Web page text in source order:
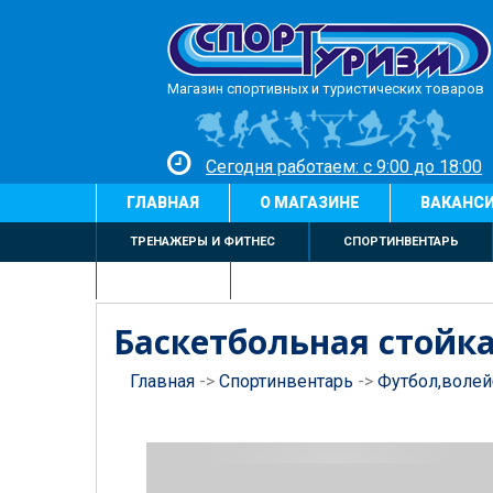
Магазин спортивных и туристических товаров
Сегодня работаем: с 9:00 до 18:00
ГЛАВНАЯ О МАГАЗИНЕ
ТРЕНАЖЕРЫ И ФИТНЕС СПОРТИНВЕНТАРЬ
Баскетбольная
Главная -> Спортинвентарь ->